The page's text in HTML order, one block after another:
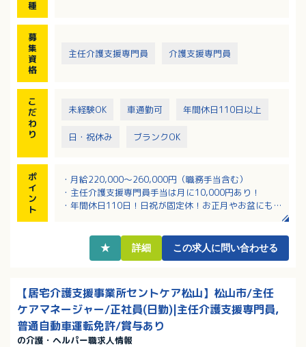
種
募
集
資
格
主任介護支援専門員 介護支援専門員
こ
だ
わ
り
未経験OK 車通勤可 年間休日110日以上
日・祝休み ブランクOK
ポ
イ
ン
ト
・月給220,000～260,000円（職務手当含む）
・主任介護支援専門員手当は月に10,000円あり！
・年間休日110日！日祝が固定休！お正月やお盆にもお
・クリニック・デイケア・訪問看護ステーションを運
営する医療法人が運営母体！
★ 詳細 この求人に問い合わせる
【居宅介護支援事業所セントケア松山】松山市/主任
ケアマネージャー/正社員(日勤)|主任介護支援専門員,
普通自動車運転免許/賞与あり
の介護・ヘルパー職求人情報